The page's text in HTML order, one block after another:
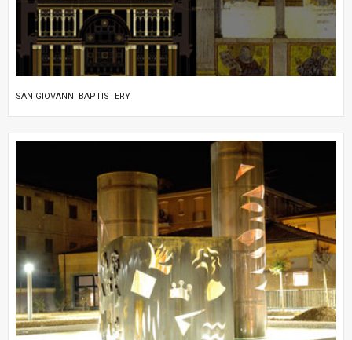
SAN GIOVANNI BAPTISTERY